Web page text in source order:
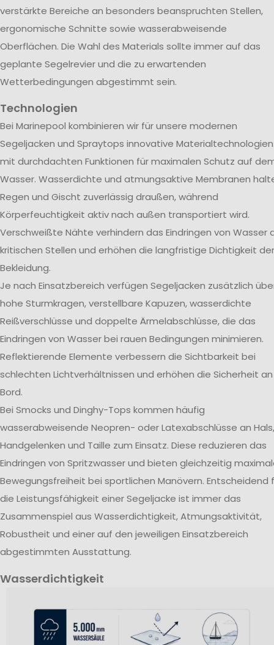
verstärkte Bereiche an besonders beanspruchten Stellen,
ergonomische Schnitte sowie wasserabweisende
Oberflächen. Die Wahl des Materials sollte immer auf das
geplante Segelrevier und die zu erwartenden
Wetterbedingungen abgestimmt sein.
Technologien
Bei Marinepool kombinieren wir für unsere modernen
Segeljacken und Spraytops innovative Materialtechnologien
mit durchdachten Funktionen für maximalen Schutz auf
Wasser. Wasserdichte und atmungsaktive Membranen
Regen und Gischt zuverlässig draußen, während
Körperfeuchtigkeit aktiv nach außen transportiert wird.
Verschweißte Nähte verhindern das Eindringen von Wasser
kritischen Stellen und erhöhen die langfristige Dichtigkeit der
Bekleidung.
Je nach Einsatzbereich verfügen Segeljacken zusätzlich
hohe Sturmkragen, verstellbare Kapuzen, wasserdichte
Reißverschlüsse und doppelte Ärmelabschlüsse, die das
Eindringen von Wasser bei rauen Bedingungen minimieren.
Reflektierende Elemente verbessern die Sichtbarkeit bei
schlechten Lichtverhältnissen und erhöhen die Sicherheit an
Bord.
Bei Smocks und Dinghy-Tops kommen häufig
wasserabweisende Neopren- oder Latexabschlüsse an Hals,
Handgelenken und Taille zum Einsatz. Diese reduzieren das
Eindringen von Spritzwasser und bieten gleichzeitig
Bewegungsfreiheit bei sportlichen Manövern. Entscheidend
die Leistungsfähigkeit einer Segeljacke ist immer das
Zusammenspiel aus Wasserdichtigkeit, Atmungsaktivität,
Robustheit und einer auf den jeweiligen Einsatzbereich
abgestimmten Ausstattung.
Wasserdichtigkeit